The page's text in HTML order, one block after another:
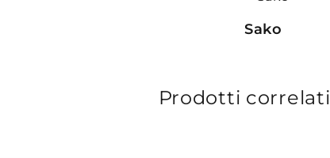
Sako
Prodotti correlati